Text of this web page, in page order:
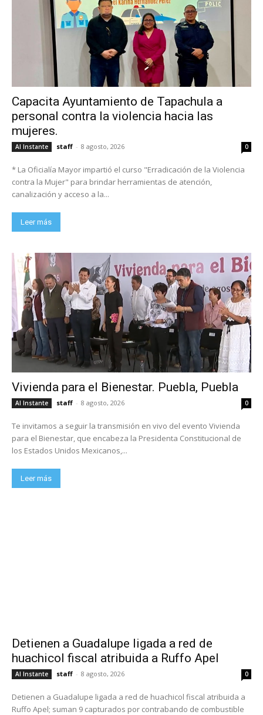
Capacita Ayuntamiento de Tapachula a
personal contra la violencia hacia las
mujeres.
Al Instante staff - 8 agosto, 2026 0
* La Oficialía Mayor impartió el curso "Erradicación de la Violencia
contra la Mujer" para brindar herramientas de atención,
canalización y acceso a la...
Leer más
Vivienda para el Bienestar. Puebla, Puebla
Al Instante staff - 8 agosto, 2026 0
Te invitamos a seguir la transmisión en vivo del evento Vivienda
para el Bienestar, que encabeza la Presidenta Constitucional de
los Estados Unidos Mexicanos,...
Leer más
Detienen a Guadalupe ligada a red de
huachicol fiscal atribuida a Ruffo Apel
Al Instante staff - 8 agosto, 2026 0
Detienen a Guadalupe ligada a red de huachicol fiscal atribuida a
Ruffo Apel; suman 9 capturados por contrabando de combustible